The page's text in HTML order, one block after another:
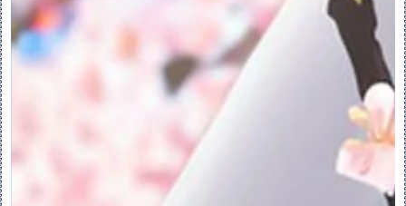
•主体 (默认)
•面组
如果这些链位于多个对象类型上，则必须定义
一个放置曲面的对象类型。如果定义了指定区
域，则可以将注释附加到其曲面或边界。
“指定区域”特征与其父对象具有标准的父项和
子项关系。例如，如果父项的位置发生更改，
则指定的曲面位置或形状会受到影响。不过，